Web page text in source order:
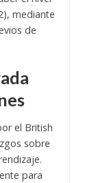
mediante
de
el British
sobre
para